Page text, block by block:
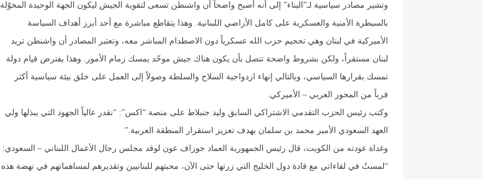
وتشير مصادر سياسية لـ”البناء” إلى أنه أصبح واضحاً أن واشنطن تسعى لتقوية الجيش ليكون الجهة الوحيدة المخوّلة
بالسيطرة الأمنية والعسكرية على كامل الأراضي اللبنانية. وهذا يتقاطع مباشرة مع أحد أبرز أهداف السياسة
الأميركية في لبنان وهي تحجيم حزب الله عسكرياً دون الاصطدام المباشر معه، وتعتبر المصادر أن واشنطن تريد
لبنان مستقراً، ولكن بشروط واضحة تتصل بأن يكون هناك جيش موحّد يمسك زمام الأمور. وهذا يفترض قيام دولة
تمسك بقرارها السياسي، وبالتالي إنهاء ازدواجية السلاح والسلطة وصولاً إلى العمل على خلق بيئة سياسية أكثر
قرباً من المحور العربي – الأميركي.
وكتب رئيس الحزب التقدمي الاشتراكي السابق وليد جنبلاط على منصة “اكس”: “نقدر عالياً الجهود التي يبذلها ولي
العهد السعودي الأمير محمد بن سلمان بهدف تعزيز استقرار المنطقة العربية”.
وغداة عودته من الكويت، قال رئيس الجمهورية العماد جوزاف عون لوفد مجلس رجال الأعمال اللبناني – السعودي:
“لمستُ في لقاءاتي مع قادة دول الخليج التي زرتها حتى الآن، محبتهم للبنانيين وتقديرهم لمساهماتهم في نهضة هذه